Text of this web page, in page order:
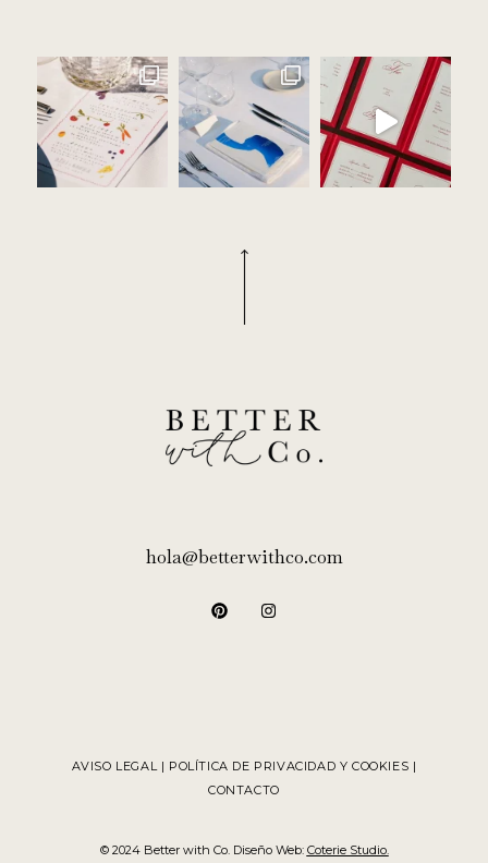
hola@betterwithco.com
AVISO LEGAL | POLÍTICA DE PRIVACIDAD Y COOKIES |
CONTACTO
© 2024 Better with Co. Diseño Web: Coterie Studio.